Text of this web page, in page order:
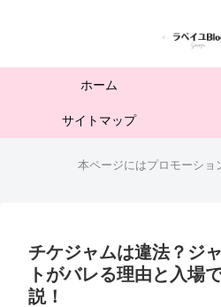
ホーム
サイトマップ
本ページにはプロモーショ
チケジャムは違法？ジ
トがバレる理由と入場
説！